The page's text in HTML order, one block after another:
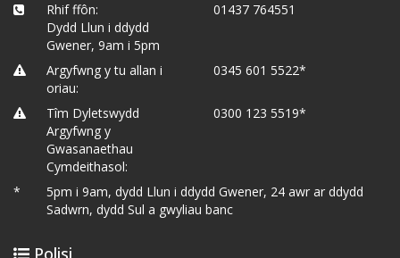
Rhif ffôn:
Dydd Llun i ddydd
Gwener, 9am i 5pm
01437 764551
Argyfwng y tu allan i
oriau:
0345 601 5522*
Tîm Dyletswydd
Argyfwng y
Gwasanaethau
Cymdeithasol:
0300 123 5519*
*
5pm i 9am, dydd Llun i ddydd Gwener, 24 awr ar ddydd
Sadwrn, dydd Sul a gwyliau banc
Polisi